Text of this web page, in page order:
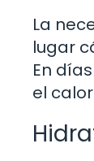
La
lugar
En
el